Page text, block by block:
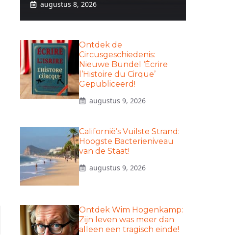
augustus 8, 2026
Ontdek de
Circusgeschiedenis:
Nieuwe Bundel ‘Écrire
l’Histoire du Cirque’
Gepubliceerd!
augustus 9, 2026
Californië’s Vuilste Strand:
Hoogste Bacterieniveau
van de Staat!
augustus 9, 2026
Ontdek Wim Hogenkamp:
Zijn leven was meer dan
alleen een tragisch einde!